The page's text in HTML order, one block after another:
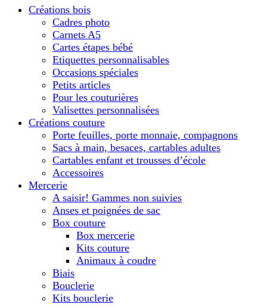
Créations bois
Cadres photo
Carnets A5
Cartes étapes bébé
Etiquettes personnalisables
Occasions spéciales
Petits articles
Pour les couturières
Valisettes personnalisées
Créations couture
Porte feuilles, porte monnaie, compagnons
Sacs à main, besaces, cartables adultes
Cartables enfant et trousses d’école
Accessoires
Mercerie
A saisir! Gammes non suivies
Anses et poignées de sac
Box couture
Box mercerie
Kits couture
Animaux à coudre
Biais
Bouclerie
Kits bouclerie